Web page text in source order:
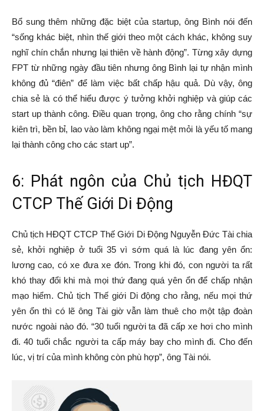
Bổ sung thêm những đặc biệt của startup, ông Bình nói đến
“sống khác biệt, nhìn thế giới theo một cách khác, không suy
nghĩ chín chắn nhưng lại thiên về hành động”. Từng xây dựng
FPT từ những ngày đầu tiên nhưng ông Bình lại tự nhận mình
không đủ “điên” để làm việc bất chấp hậu quả. Dù vậy, ông
chia sẻ là có thể hiểu được ý tưởng khởi nghiệp và giúp các
start up thành công. Điều quan trọng, ông cho rằng chính “sự
kiên trì, bền bỉ, lao vào làm không ngại mệt mỏi là yếu tố mang
lại thành công cho các start up”.
6: Phát ngôn của Chủ tịch HĐQT
CTCP Thế Giới Di Động
Chủ tịch HĐQT CTCP Thế Giới Di Động Nguyễn Đức Tài chia
sẻ, khởi nghiệp ở tuổi 35 vì sớm quá là lúc đang yên ổn:
lương cao, có xe đưa xe đón. Trong khi đó, con người ta rất
khó thay đổi khi mà mọi thứ đang quá yên ổn để chấp nhận
mạo hiểm. Chủ tịch Thế giới Di động cho rằng, nếu mọi thứ
yên ổn thì có lẽ ông Tài giờ vẫn làm thuê cho một tập đoàn
nước ngoài nào đó. “30 tuổi người ta đã cấp xe hơi cho mình
đi. 40 tuổi chắc người ta cấp máy bay cho mình đi. Cho đến
lúc, vị trí của mình không còn phù hợp”, ông Tài nói.